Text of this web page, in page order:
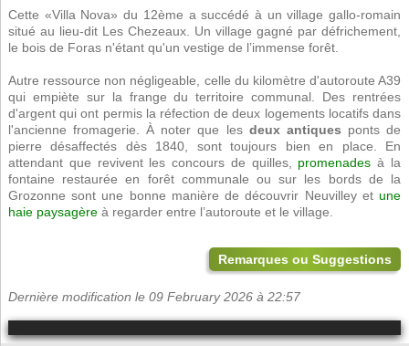
Cette «Villa Nova» du 12ème a succédé à un village gallo-romain
situé au lieu-dit Les Chezeaux. Un village gagné par défrichement,
le bois de Foras n'étant qu'un vestige de l’immense forêt.
Autre ressource non négligeable, celle du kilomètre d'autoroute A39
qui empiète sur la frange du territoire communal. Des rentrées
d'argent qui ont permis la réfection de deux logements locatifs dans
l'ancienne fromagerie. À noter que les deux antiques ponts de
pierre désaffectés dès 1840, sont toujours bien en place. En
attendant que revivent les concours de quilles, promenadesà la
fontaine restaurée en forêt communale ou sur les bords de la
Grozonne sont une bonne manière de découvrir Neuvilley etune
haie paysagère à regarder entre l’autoroute et le village.
Remarques ou Suggestions
Dernière modification le 09 February 2026 à 22:57